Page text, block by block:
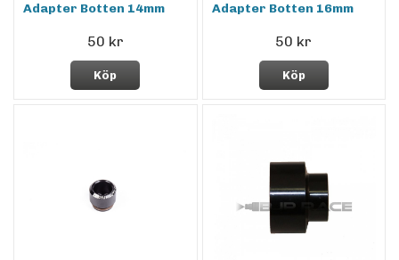
Adapter Botten 14mm
50 kr
Köp
Adapter Botten 16mm
50 kr
Köp